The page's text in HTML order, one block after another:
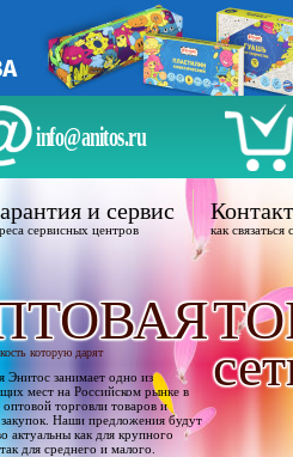
info@anitos.ru
и сервис
сервисных центров как связаться
которую дарят
Энитос занимает одно из
мест на Российском рынке в
оптовой торговли товаров и
Наши предложения будут
актуальны как для крупного
для среднего и малого.